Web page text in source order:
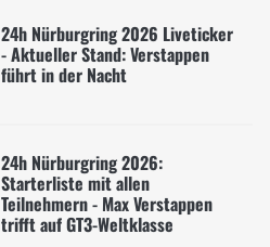
24h Nürburgring 2026 Liveticker
- Aktueller Stand: Verstappen
führt in der Nacht
24h Nürburgring 2026:
Starterliste mit allen
Teilnehmern - Max Verstappen
trifft auf GT3-Weltklasse